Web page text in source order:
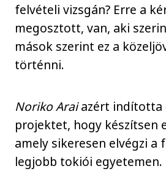
felvételi vizsgán? Erre a
megosztott, van, aki
mások szerint ez a
történni.
Noriko Araiazért indította
projektet, hogy készítsen
amely sikeresen elvégzi a
legjobb tokiói egyetemen.